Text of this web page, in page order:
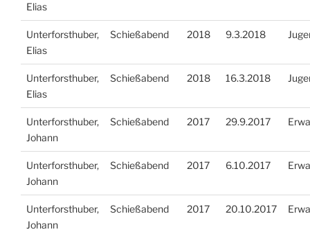
Elias
Unterforsthuber,
Elias
Schießabend 2018 9.3.2018
Unterforsthuber,
Elias
Schießabend 2018 16.3.2018
Unterforsthuber,
Johann
Schießabend 2017 29.9.2017
Unterforsthuber,
Johann
Schießabend 2017 6.10.2017
Unterforsthuber,
Johann
Schießabend 2017 20.10.2017